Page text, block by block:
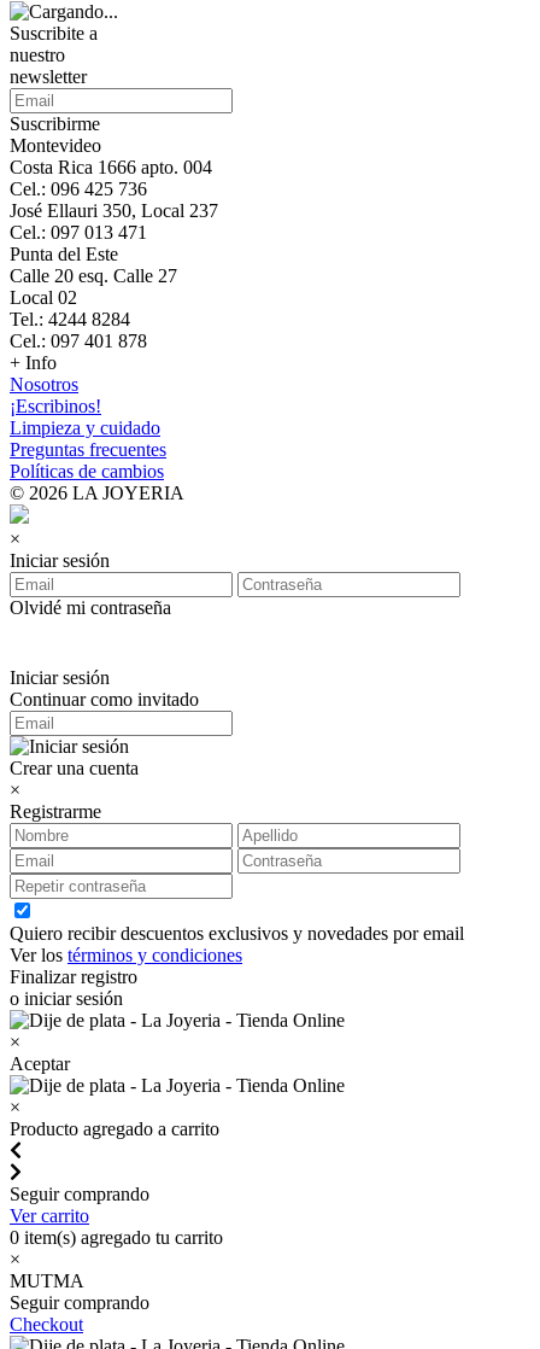
Suscribite a
nuestro
newsletter
Suscribirme
Montevideo
Costa Rica 1666 apto. 004
Cel.: 096 425 736
José Ellauri 350, Local 237
Cel.: 097 013 471
Punta del Este
Calle 20 esq. Calle 27
Local 02
Tel.: 4244 8284
Cel.: 097 401 878
+ Info
Nosotros
¡Escribinos!
Limpieza y cuidado
Preguntas frecuentes
Políticas de cambios
© 2026 LA JOYERIA
×
Iniciar sesión
Olvidé mi contraseña
Iniciar sesión
Continuar como invitado
Crear una cuenta
×
Registrarme
Quiero recibir descuentos exclusivos y novedades por email
Ver los términos y condiciones
Finalizar registro
o iniciar sesión
×
Aceptar
×
Producto agregado a carrito
Seguir comprando
Ver carrito
0 item(s) agregado tu carrito
×
MUTMA
Seguir comprando
Checkout